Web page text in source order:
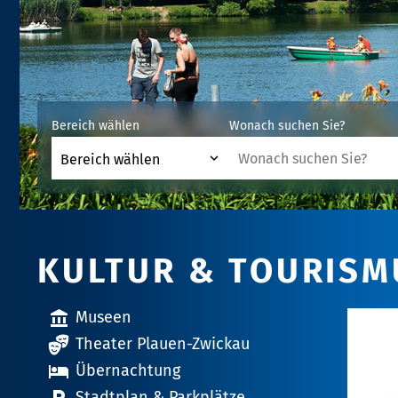
Bereich wählen Wonach suchen Sie?
KULTUR &
Museen
Theater Plauen-Zwickau
Übernachtung